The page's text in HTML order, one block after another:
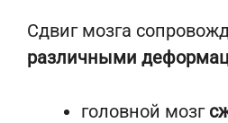
Сдвиг мозга
различными
головной мозг